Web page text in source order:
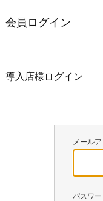
会員ログイン
導入店様ログイン
メール
パスワー